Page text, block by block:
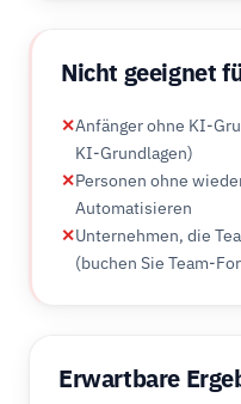
Nicht geeignet
✕Anfänger ohne KI-
KI-Grundlagen)
✕Personen ohne
Automatisieren
✕Unternehmen, die
(buchen Sie Team-
Erwartbare